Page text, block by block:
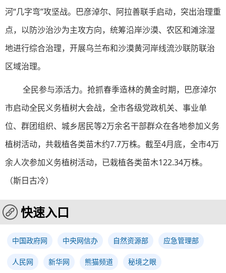
河“几字弯”攻坚战。巴彦淖尔、阿拉善联手启动，突出治理重
点，以防沙治沙为主攻方向，统筹沿岸沙漠、农区和滩涂湿
地进行综合治理，开展乌兰布和沙漠黄河岸线流沙联防联治
区域治理。
全民参与添活力。抢抓春季造林的黄金时期，巴彦淖尔
市启动全民义务植树大会战，全市各级党政机关、事业单
位、群团组织、城乡居民等2万余名干部群众在各地参加义务
植树活动，共栽植各类苗木约7.7万株。截至4月底，全市4万
余人次参加义务植树活动，已栽植各类苗木122.34万株。
（斯日古冷）
快速入口
中国政府网 中央网信办 自然资源部 应急管理部
人民网 新华网 熊猫频道 秘境之眼